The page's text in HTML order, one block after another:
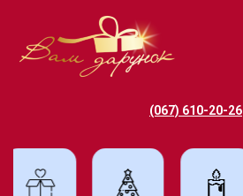
(067) 610-20-26